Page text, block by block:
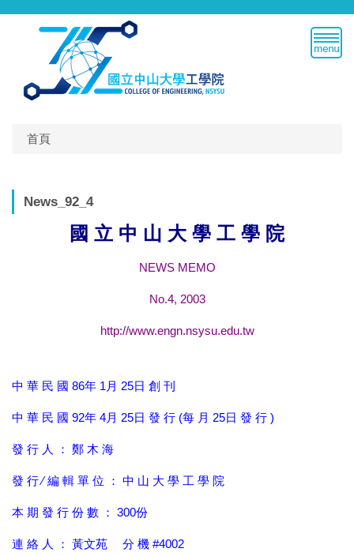
跳
首頁
News_92_4
國 立 中 山 大 學 工 學 院
NEWS MEMO
No.4, 2003
http://www.engn.nsysu.edu.tw
中 華 民 國 86年 1月 25日 創 刊
中 華 民 國 92年 4月 25日 發 行 (每 月 25日 發 行 )
發 行 人 ： 鄭 木 海
發 行 ∕ 編 輯 單 位 ： 中 山 大 學 工 學 院
本 期 發 行 份 數 ： 300份
連 絡 人 ： 黃文苑 分 機 #4002